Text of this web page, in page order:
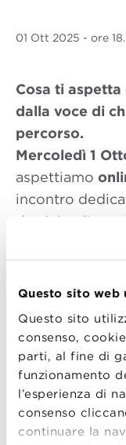
Questo sito web
Questo sito
consenso,
parti, al fine di
funzionamento
l’esperienza di
consenso
continuare la
01 Ott 2025 - ore
Cosa ti
dalla voce di
percorso.
Mercoledì 1
aspettiamo
incontro
da vicino
professionale
concreti,
domande.
Interverranno:
Giulia Manzini–